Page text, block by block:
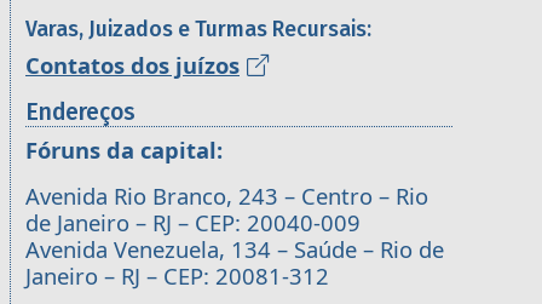
Varas, Juizados e Turmas Recursais:
Contatos dos juízos
Endereços
Fóruns da capital:
Avenida Rio Branco, 243 – Centro – Rio
de Janeiro – RJ – CEP: 20040-009
Avenida Venezuela, 134 – Saúde – Rio de
Janeiro – RJ – CEP: 20081-312